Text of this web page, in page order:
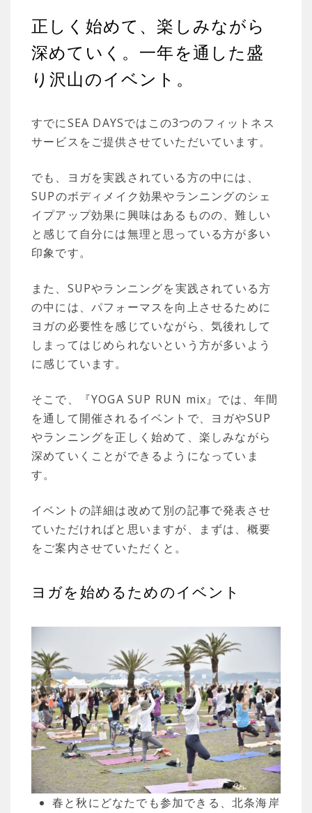
正しく始めて、楽しみながら
深めていく。一年を通した盛
り沢山のイベント。
すでにSEA DAYSではこの3つのフィットネス
サービスをご提供させていただいています。
でも、ヨガを実践されている方の中には、
SUPのボディメイク効果やランニングのシェ
イプアップ効果に興味はあるものの、難しい
と感じて自分には無理と思っている方が多い
印象です。
また、SUPやランニングを実践されている方
の中には、パフォーマスを向上させるために
ヨガの必要性を感じていながら、気後れして
しまってはじめられないという方が多いよう
に感じています。
そこで、『YOGA SUP RUN mix』では、年間
を通して開催されるイベントで、ヨガやSUP
やランニングを正しく始めて、楽しみながら
深めていくことができるようになっていま
す。
イベントの詳細は改めて別の記事で発表させ
ていただければと思いますが、まずは、概要
をご案内させていただくと。
ヨガを始めるためのイベント
春と秋にどなたでも参加できる、北条海岸